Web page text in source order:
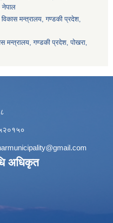
नेपाल
विकास मन्त्रालय, गण्डकी प्रदेश,
मन्त्रालय, गण्डकी प्रदेश, पोखरा,
अधिकृत